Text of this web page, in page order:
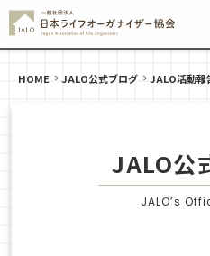
HOME JALO公式ブログ JALO活動報
JALO公
JALO’s